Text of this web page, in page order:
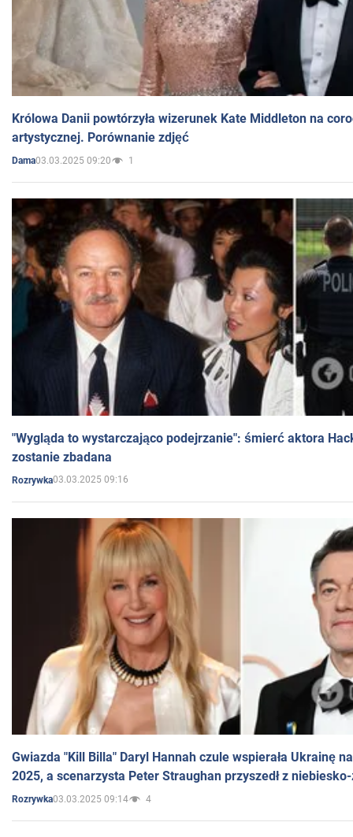
Królowa Danii powtórzyła wizerunek Kate Middleton na
artystycznej. Porównanie zdjęć
Dama03.03.2025 09:20 1
"Wygląda to wystarczająco podejrzanie": śmierć aktora
zostanie zbadana
Rozrywka03.03.2025 09:16
Gwiazda "Kill Billa" Daryl Hannah czule wspierała Ukrainę
2025, a scenarzysta Peter Straughan przyszedł z
Rozrywka03.03.2025 09:14 4